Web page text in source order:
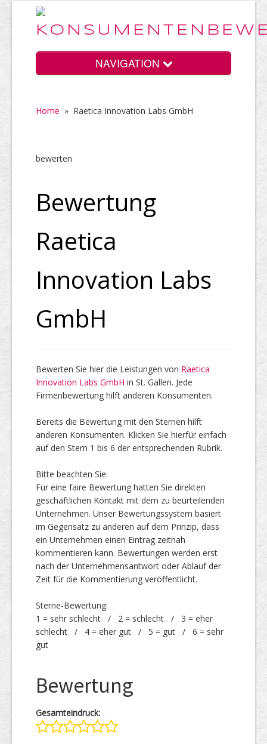
NAVIGATION
Home
Vorteile
Preise
Home » Raetica Innovation Labs GmbH
bewerten
Bewertung
Raetica
Innovation Labs
GmbH
Bewerten Sie hier die Leistungen von Raetica
Innovation Labs GmbH in St. Gallen. Jede
Firmenbewertung hilft anderen Konsumenten.
Bereits die Bewertung mit den Sternen hilft
anderen Konsumenten. Klicken Sie hierfür einfach
auf den Stern 1 bis 6 der entsprechenden Rubrik.
Bitte beachten Sie:
Für eine faire Bewertung hatten Sie direkten
geschäftlichen Kontakt mit dem zu beurteilenden
Unternehmen. Unser Bewertungssystem basiert
im Gegensatz zu anderen auf dem Prinzip, dass
ein Unternehmen einen Eintrag zeitnah
kommentieren kann. Bewertungen werden erst
nach der Unternehmensantwort oder Ablauf der
Zeit für die Kommentierung veröffentlicht.
Sterne-Bewertung:
1 = sehr schlecht / 2 = schlecht / 3 = eher
schlecht / 4 = eher gut / 5 = gut / 6 = sehr
gut
Bewertung
Gesamteindruck: